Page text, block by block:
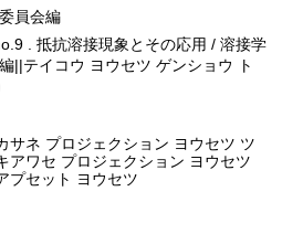
員会編
. 抵抗溶接現象とその応用 / 溶接学
||テイコウ ヨウセツ ゲンショウ ト
サネ プロジェクション ヨウセツ ツ
アワセ プロジェクション ヨウセツ
プセット ヨウセツ